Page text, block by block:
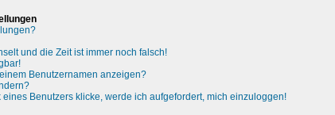
und die Zeit ist immer noch falsch!
Benutzernamen anzeigen?
Benutzers klicke, werde ich aufgefordert, mich einzuloggen!